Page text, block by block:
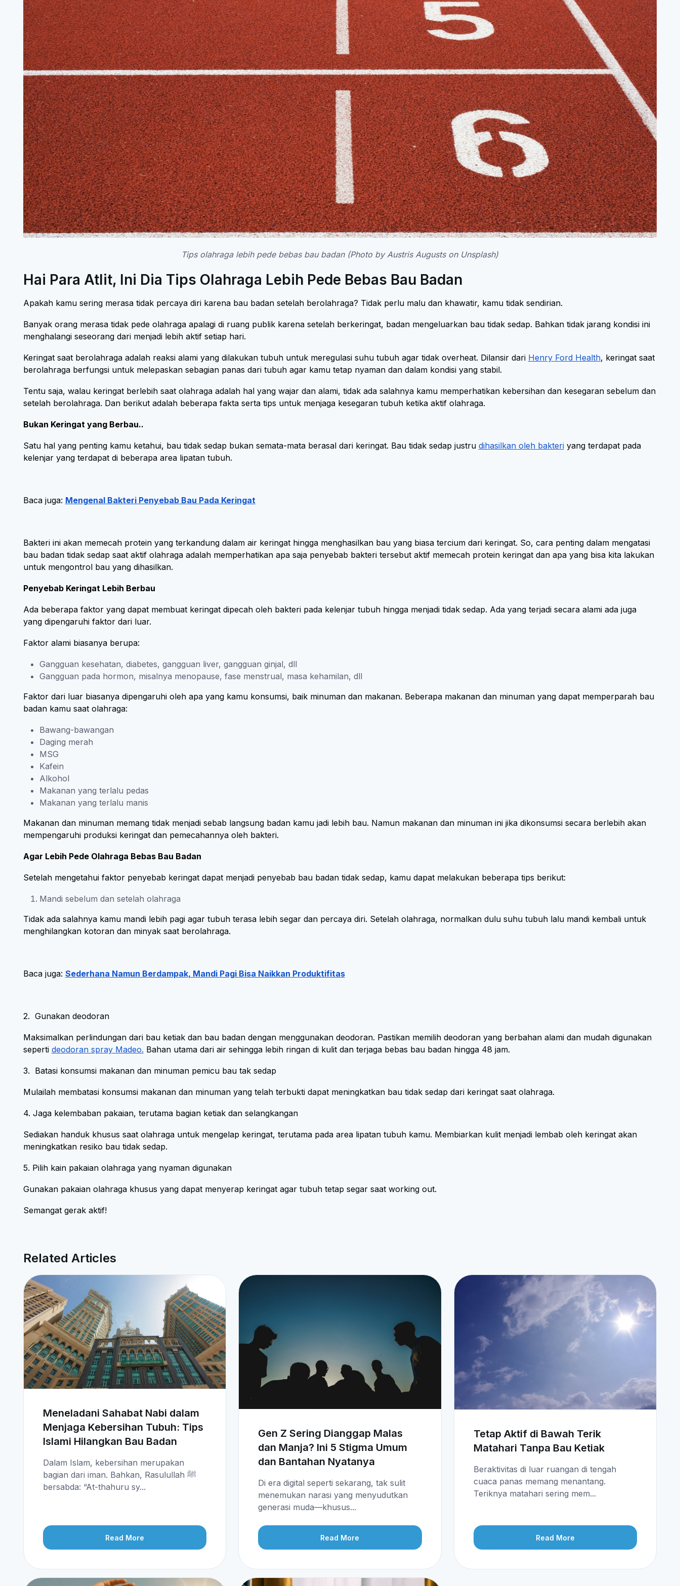
Tips olahraga lebih pede bebas bau badan (Photo by Austris Augusts on Unsplash)
Hai Para Atlit, Ini Dia Tips Olahraga Lebih Pede Bebas Bau Badan
Apakah kamu sering merasa tidak percaya diri karena bau badan setelah berolahraga? Tidak perlu malu dan khawatir, kamu tidak sendirian.
Banyak orang merasa tidak pede olahraga apalagi di ruang publik karena setelah berkeringat, badan mengeluarkan bau tidak sedap. Bahkan tidak jarang kondisi ini
menghalangi seseorang dari menjadi lebih aktif setiap hari.
Keringat saat berolahraga adalah reaksi alami yang dilakukan tubuh untuk meregulasi suhu tubuh agar tidak overheat. Dilansir dari Henry Ford Health, keringat saat
berolahraga berfungsi untuk melepaskan sebagian panas dari tubuh agar kamu tetap nyaman dan dalam kondisi yang stabil.
Tentu saja, walau keringat berlebih saat olahraga adalah hal yang wajar dan alami, tidak ada salahnya kamu memperhatikan kebersihan dan kesegaran sebelum dan
setelah berolahraga. Dan berikut adalah beberapa fakta serta tips untuk menjaga kesegaran tubuh ketika aktif olahraga.
Bukan Keringat yang Berbau..
Satu hal yang penting kamu ketahui, bau tidak sedap bukan semata-mata berasal dari keringat. Bau tidak sedap justru dihasilkan oleh bakteriyang terdapat pada
kelenjar yang terdapat di beberapa area lipatan tubuh.
Baca juga: Mengenal Bakteri Penyebab Bau Pada Keringat
Bakteri ini akan memecah protein yang terkandung dalam air keringat hingga menghasilkan bau yang biasa tercium dari keringat. So, cara penting dalam mengatasi
bau badan tidak sedap saat aktif olahraga adalah memperhatikan apa saja penyebab bakteri tersebut aktif memecah protein keringat dan apa yang bisa kita lakukan
untuk mengontrol bau yang dihasilkan.
Penyebab Keringat Lebih Berbau
Ada beberapa faktor yang dapat membuat keringat dipecah oleh bakteri pada kelenjar tubuh hingga menjadi tidak sedap. Ada yang terjadi secara alami ada juga
yang dipengaruhi faktor dari luar.
Faktor alami biasanya berupa:
Gangguan kesehatan, diabetes, gangguan liver, gangguan ginjal, dll
Gangguan pada hormon, misalnya menopause, fase menstrual, masa kehamilan, dll
Faktor dari luar biasanya dipengaruhi oleh apa yang kamu konsumsi, baik minuman dan makanan. Beberapa makanan dan minuman yang dapat memperparah bau
badan kamu saat olahraga:
Bawang-bawangan
Daging merah
MSG
Kafein
Alkohol
Makanan yang terlalu pedas
Makanan yang terlalu manis
Makanan dan minuman memang tidak menjadi sebab langsung badan kamu jadi lebih bau. Namun makanan dan minuman ini jika dikonsumsi secara berlebih akan
mempengaruhi produksi keringat dan pemecahannya oleh bakteri.
Agar Lebih Pede Olahraga Bebas Bau Badan
Setelah mengetahui faktor penyebab keringat dapat menjadi penyebab bau badan tidak sedap, kamu dapat melakukan beberapa tips berikut:
Mandi sebelum dan setelah olahraga
Tidak ada salahnya kamu mandi lebih pagi agar tubuh terasa lebih segar dan percaya diri. Setelah olahraga, normalkan dulu suhu tubuh lalu mandi kembali untuk
menghilangkan kotoran dan minyak saat berolahraga.
Baca juga: Sederhana Namun Berdampak, Mandi Pagi Bisa Naikkan Produktifitas
2. Gunakan deodoran
Maksimalkan perlindungan dari bau ketiak dan bau badan dengan menggunakan deodoran. Pastikan memilih deodoran yang berbahan alami dan mudah digunakan
seperti deodoran spray Madeo. Bahan utama dari air sehingga lebih ringan di kulit dan terjaga bebas bau badan hingga 48 jam.
3. Batasi konsumsi makanan dan minuman pemicu bau tak sedap
Mulailah membatasi konsumsi makanan dan minuman yang telah terbukti dapat meningkatkan bau tidak sedap dari keringat saat olahraga.
4. Jaga kelembaban pakaian, terutama bagian ketiak dan selangkangan
Sediakan handuk khusus saat olahraga untuk mengelap keringat, terutama pada area lipatan tubuh kamu. Membiarkan kulit menjadi lembab oleh keringat akan
meningkatkan resiko bau tidak sedap.
5. Pilih kain pakaian olahraga yang nyaman digunakan
Gunakan pakaian olahraga khusus yang dapat menyerap keringat agar tubuh tetap segar saat working out.
Semangat gerak aktif!
Related Articles
Meneladani Sahabat Nabi dalam
Menjaga Kebersihan Tubuh: Tips
Islami Hilangkan Bau Badan
Dalam Islam, kebersihan merupakan
bagian dari iman. Bahkan, Rasulullah ﷺ
bersabda: “At-thahuru sy...
Read More
Gen Z Sering Dianggap Malas
dan Manja? Ini 5 Stigma Umum
dan Bantahan Nyatanya
Di era digital seperti sekarang, tak sulit
menemukan narasi yang menyudutkan
generasi muda—khusus...
Read More
Tetap Aktif di Bawah Terik
Matahari Tanpa Bau Ketiak
Beraktivitas di luar ruangan di tengah
cuaca panas memang menantang.
Teriknya matahari sering mem...
Read More